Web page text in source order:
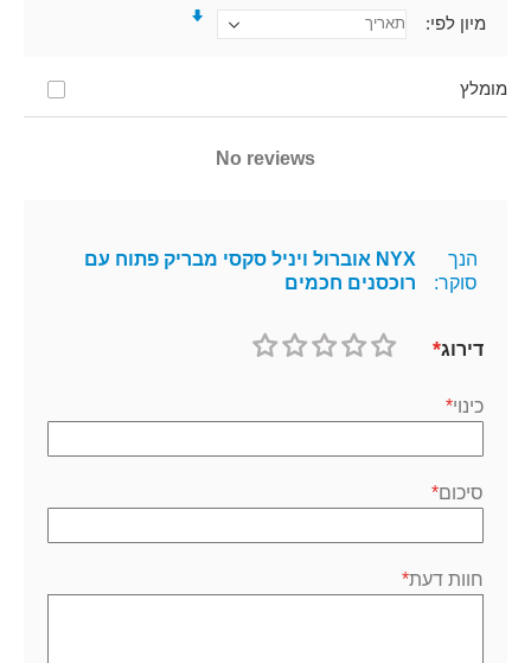
מומלץ
מיון לפי
No reviews
הנך
סוקר:
NYX אוברול ויניל סקסי מבריק פתוח עם
רוכסנים חכמים
דירוג
כינוי
סיכום
חוות דעת